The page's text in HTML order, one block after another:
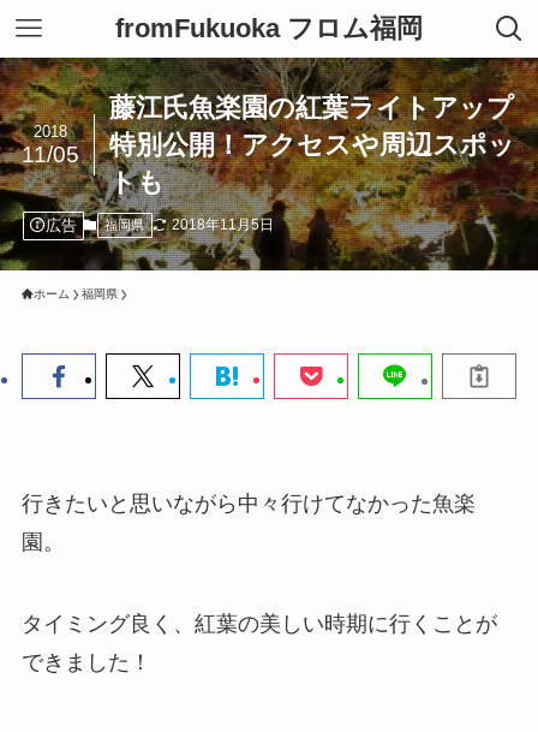
fromFukuoka フロム福岡
藤江氏魚楽園の紅葉ライトアップ
特別公開！アクセスや周辺スポッ
トも
2018
11/05
広告 福岡県 2018年11月5日
ホーム 福岡県
行きたいと思いながら中々行けてなかった魚楽
園。
タイミング良く、紅葉の美しい時期に行くことが
できました！